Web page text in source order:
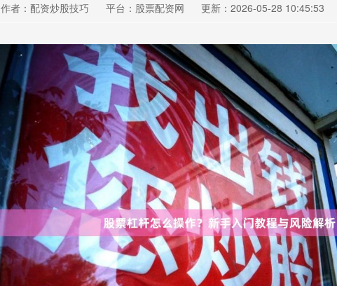
作者：配资炒股技巧 平台：股票配资网 更新：2026-05-28 10:45:53